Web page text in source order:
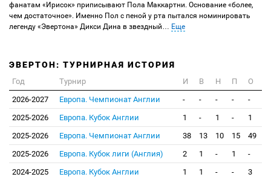
фанатам «Ирисок» приписывают Пола Маккартни. Основание «более,
чем достаточное». Именно Пол с пеной у рта пытался номинировать
легенду «Эвертона» Дикси Дина в звездный… Еще
ЭВЕРТОН: ТУРНИРНАЯ ИСТОРИЯ
Год Турнир И В Н П
О
2026-2027
Европа. Чемпионат Англии - - - -
-
2025-2026
Европа. Кубок Англии 1 - 1 -
1
2025-2026
Европа. Чемпионат Англии 38 13 10 15
49
2025-2026
Европа. Кубок лиги (Англия) 2 1 - 1
-
2024-2025
Европа. Кубок Англии 1 1 - -
3